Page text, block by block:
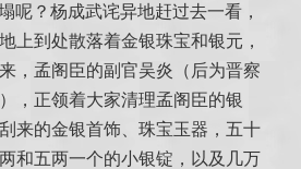
呢？杨成武诧异地赶过去一看，
上到处散落着金银珠宝和银元，
，孟阁臣的副官吴炎（后为晋察
，正领着大家清理孟阁臣的银
来的金银首饰、珠宝玉器，五十
和五两一个的小银锭，以及几万